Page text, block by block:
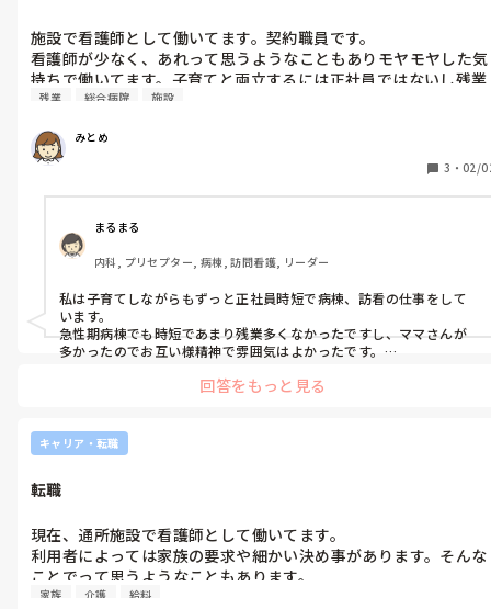
施設で看護師として働いてます。契約職員です。
看護師が少なく、あれって思うようなこともありモヤモヤした気
持ちで働いてます。子育てと両立するには正社員ではないし残業
なく帰ることができます。
正社員としては働きたくないと思ってます。
訪問看護か療養型病院か、総合病院、どこで働こうか。前職は急
性期でピリピリした雰囲気で残業当たり前にあり疲れ果ててまし
た。
40代前半です。転職について悩んでます。アドバイス下さい。
残業 総合病院 施設
みとめ
3 ・ 02/
まるまる
内科, プリセプター, 病棟, 訪問看護, リーダー
私は子育てしながらもずっと正社員時短で病棟、訪看の仕事をして
います。
急性期病棟でも時短であまり残業多くなかったですし、ママさんが
多かったのでお互い様精神で雰囲気はよかったです。
訪看の場合はスタッフ少なくて子供関連のお休み取りづらい所もあ
ると聞きました。
私のところは厳しいですが、温かいところもあり子育てに協力的で
回答をもっと見る
キャリア・転職
転職
現在、通所施設で看護師として働いてます。
利用者によっては家族の要求や細かい決め事があります。そんな
ことでって思うようなこともあります。
そう考えると、病院では管理下のもとに仕事をしてたんだなと思
家族 介護 給料